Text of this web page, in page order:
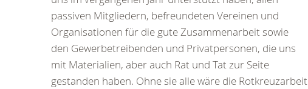
passiven Mitgliedern, befreundeten Vereinen und
Organisationen für die gute Zusammenarbeit sowie
den Gewerbetreibenden und Privatpersonen, die uns
mit Materialien, aber auch Rat und Tat zur Seite
gestanden haben. Ohne sie alle wäre die Rotkreuzarbeit